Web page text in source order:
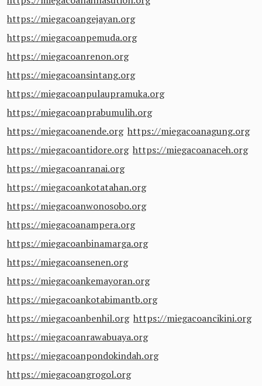
https://miegacoangejayan.org
https://miegacoanpemuda.org
https://miegacoanrenon.org
https://miegacoansintang.org
https://miegacoanpulaupramuka.org
https://miegacoanprabumulih.org
https://miegacoanende.org https://miegacoanagung.org
https://miegacoantidore.org https://miegacoanaceh.org
https://miegacoanranai.org
https://miegacoankotatahan.org
https://miegacoanwonosobo.org
https://miegacoanampera.org
https://miegacoanbinamarga.org
https://miegacoansenen.org
https://miegacoankemayoran.org
https://miegacoankotabimantb.org
https://miegacoanbenhil.org https://miegacoancikini.org
https://miegacoanrawabuaya.org
https://miegacoanpondokindah.org
https://miegacoangrogol.org